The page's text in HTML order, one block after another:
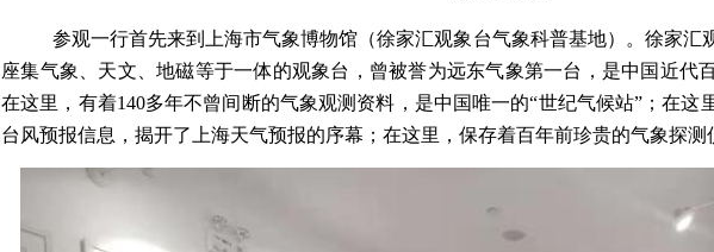
参观一行首先来到上海市气象博物馆（徐家汇观象台气象科普基地）。徐家汇
座集气象、天文、地磁等于一体的观象台，曾被誉为远东气象第一台，是中国近代
在这里，有着140多年不曾间断的气象观测资料，是中国唯一的“世纪气候站”；在这
台风预报信息，揭开了上海天气预报的序幕；在这里，保存着百年前珍贵的气象探